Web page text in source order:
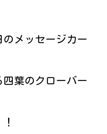
メッセージカー
葉のクローバー